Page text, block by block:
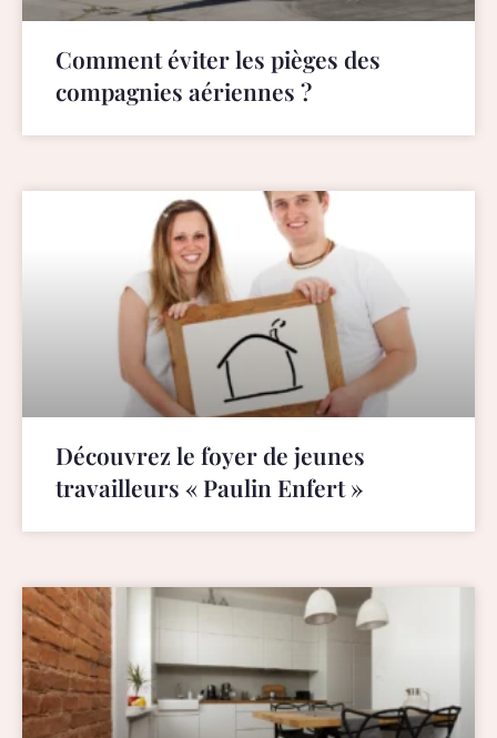
Comment éviter les pièges des
compagnies aériennes ?
Découvrez le foyer de jeunes
travailleurs « Paulin Enfert »